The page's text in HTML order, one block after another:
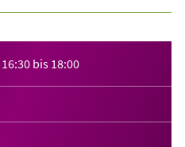
16:30 bis 18:00